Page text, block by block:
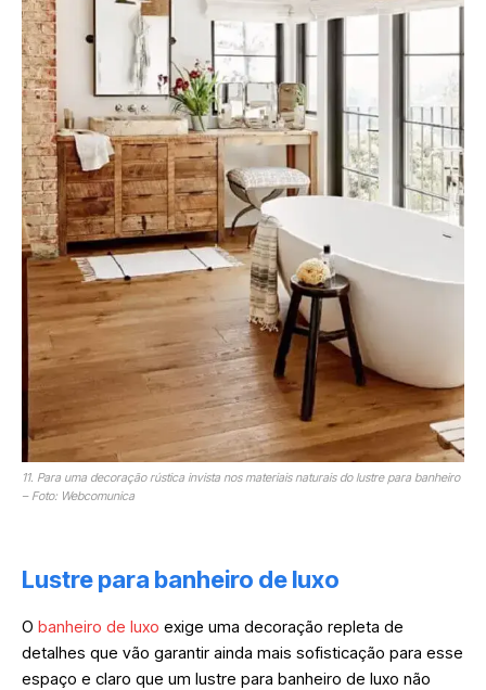
11. Para uma decoração rústica invista nos materiais naturais do lustre para banheiro
– Foto: Webcomunica
Lustre para banheiro de luxo
O banheiro de luxo exige uma decoração repleta de
detalhes que vão garantir ainda mais sofisticação para esse
espaço e claro que um lustre para banheiro de luxo não